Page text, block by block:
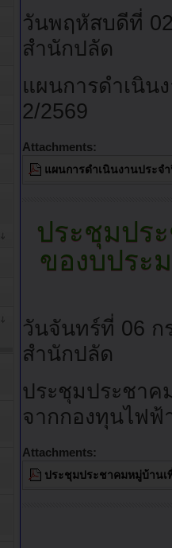
วันพฤหัสบดีที่
สำนักปลัด
แผนการดำเนิน
2/2569
Attachments:
แผนการดำเนินงานประจ
ประชุมปร
ของบประ
วันจันทร์ที่ 06 ก
สำนักปลัด
ประชุมประชาค
จากกองทุนไฟฟ้
Attachments:
ประชุมประชาคมหมู่บ้านเ